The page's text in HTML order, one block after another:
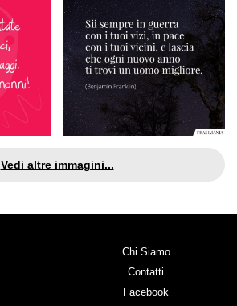
Vedi altre immagini...
Chi Siamo
Contatti
Facebook